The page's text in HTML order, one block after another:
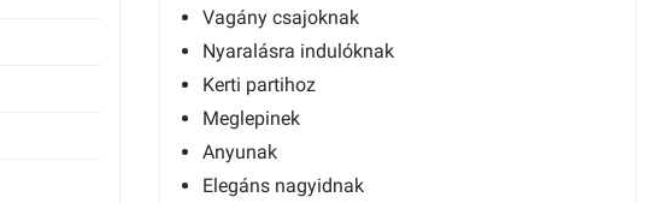
Vagány csajoknak
Nyaralásra indulóknak
Kerti partihoz
Meglepinek
Anyunak
Elegáns nagyidnak